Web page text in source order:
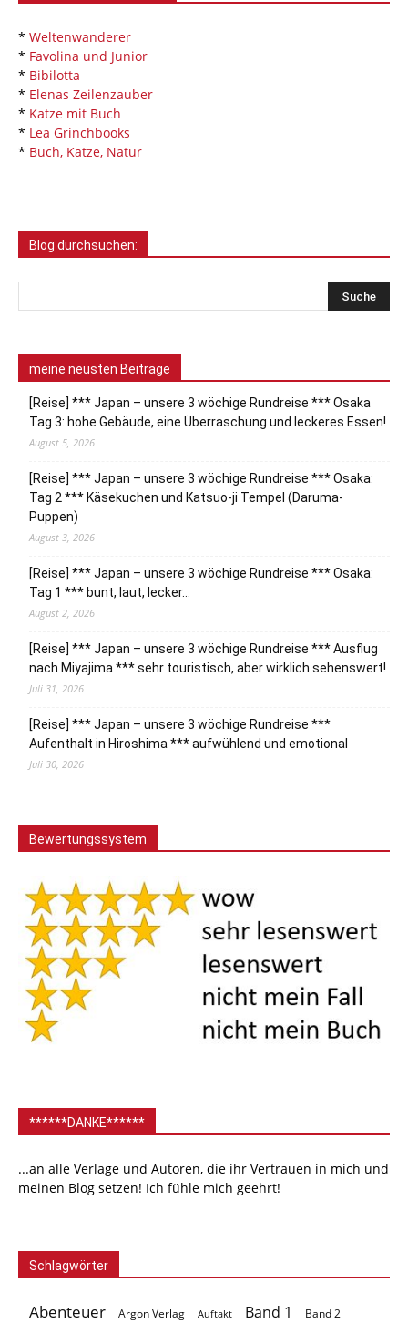
* Weltenwanderer
* Favolina und Junior
* Bibilotta
* Elenas Zeilenzauber
* Katze mit Buch
* Lea Grinchbooks
* Buch, Katze, Natur
Blog durchsuchen:
meine neusten Beiträge
[Reise] *** Japan – unsere 3 wöchige Rundreise *** Osaka
Tag 3: hohe Gebäude, eine Überraschung und leckeres Essen!
August 5, 2026
[Reise] *** Japan – unsere 3 wöchige Rundreise *** Osaka:
Tag 2 *** Käsekuchen und Katsuo-ji Tempel (Daruma-
Puppen)
August 3, 2026
[Reise] *** Japan – unsere 3 wöchige Rundreise *** Osaka:
Tag 1 *** bunt, laut, lecker…
August 2, 2026
[Reise] *** Japan – unsere 3 wöchige Rundreise *** Ausflug
nach Miyajima *** sehr touristisch, aber wirklich sehenswert!
Juli 31, 2026
[Reise] *** Japan – unsere 3 wöchige Rundreise ***
Aufenthalt in Hiroshima *** aufwühlend und emotional
Juli 30, 2026
Bewertungssystem
******DANKE******
...an alle Verlage und Autoren, die ihr Vertrauen in mich und
meinen Blog setzen! Ich fühle mich geehrt!
Schlagwörter
Abenteuer Argon Verlag Auftakt Band 1 Band 2